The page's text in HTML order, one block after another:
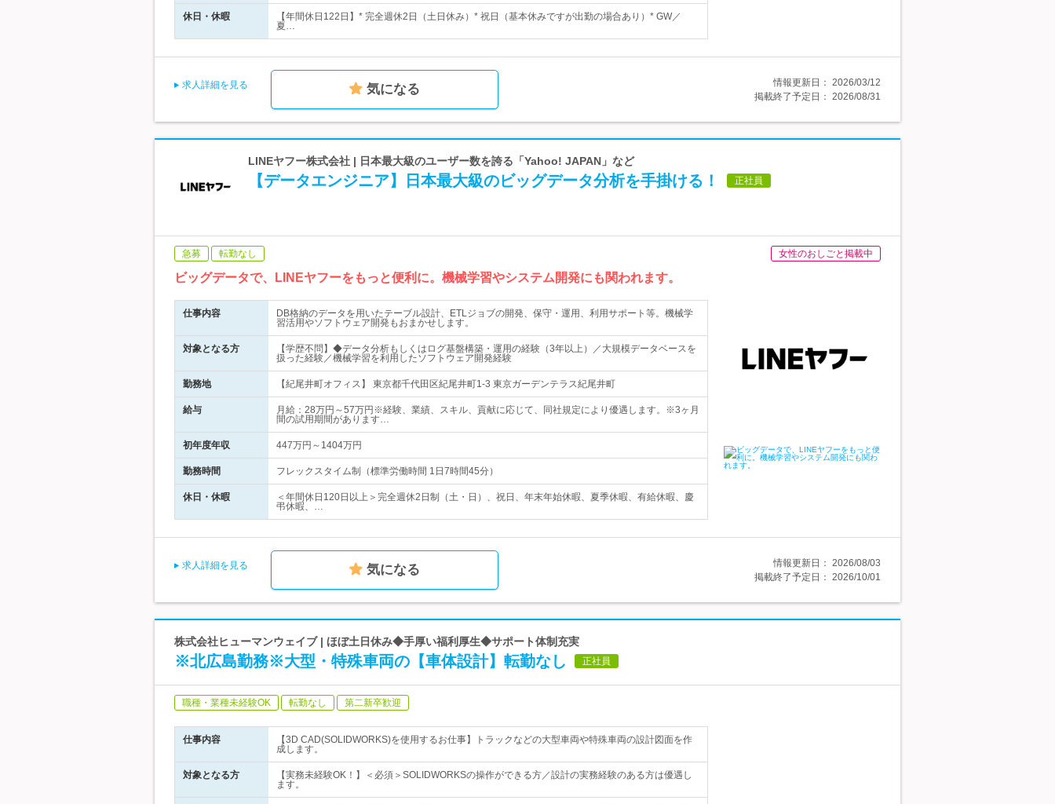
休日・休暇
【年間休日122日】* 完全週休2日（土日休み）* 祝日（基本休みですが出勤の場合あり）* GW／
夏…
求人詳細を見る 気になる 情報更新日： 2026/03/12
掲載終了予定日： 2026/08/31
LINEヤフー株式会社 | 日本最大級のユーザー数を誇る「Yahoo! JAPAN」など
【データエンジニア】日本最大級のビッグデータ分析を手掛ける！ 正社員
急募 転勤なし 女性のおしごと掲載中
ビッグデータで、LINEヤフーをもっと便利に。機械学習やシステム開発にも関われます。
仕事内容
DB格納のデータを用いたテーブル設計、ETLジョブの開発、保守・運用、利用サポート等。機械学
習活用やソフトウェア開発もおまかせします。
対象となる方
【学歴不問】◆データ分析もしくはログ基盤構築・運用の経験（3年以上）／大規模データベースを
扱った経験／機械学習を利用したソフトウェア開発経験
勤務地 【紀尾井町オフィス】 東京都千代田区紀尾井町1-3 東京ガーデンテラス紀尾井町
給与
月給：28万円～57万円※経験、業績、スキル、貢献に応じて、同社規定により優遇します。※3ヶ月
間の試用期間があります…
初年度年収 447万円～1404万円
勤務時間 フレックスタイム制（標準労働時間 1日7時間45分）
休日・休暇
＜年間休日120日以上＞完全週休2日制（土・日）、祝日、年末年始休暇、夏季休暇、有給休暇、慶
弔休暇、…
求人詳細を見る 気になる 情報更新日： 2026/08/03
掲載終了予定日： 2026/10/01
株式会社ヒューマンウェイブ | ほぼ土日休み◆手厚い福利厚生◆サポート体制充実
※北広島勤務※大型・特殊車両の【車体設計】転勤なし 正社員
職種・業種未経験OK 転勤なし 第二新卒歓迎
仕事内容
【3D CAD(SOLIDWORKS)を使用するお仕事】トラックなどの大型車両や特殊車両の設計図面を作
成します。
対象となる方
【実務未経験OK！】＜必須＞SOLIDWORKSの操作ができる方／設計の実務経験のある方は優遇し
ます。